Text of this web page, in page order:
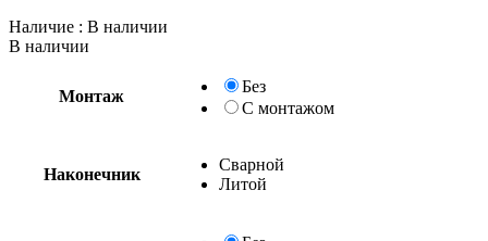
Наличие : В наличии
В наличии
Монтаж
Без
С монтажом
Наконечник
Сварной
Литой